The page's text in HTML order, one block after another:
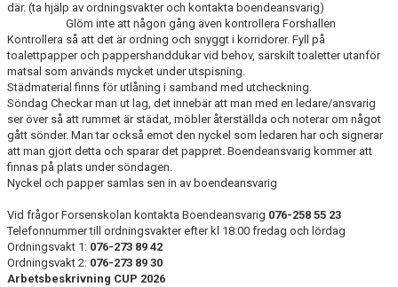
där. (ta hjälp av ordningsvakter och kontakta boendeansvarig)
Glöm inte att någon gång även kontrollera Forshallen
Kontrollera så att det är ordning och snyggt i korridorer. Fyll på
toalettpapper och pappershanddukar vid behov, särskilt toaletter utanför
matsal som används mycket under utspisning.
Städmaterial finns för utlåning i samband med utcheckning.
Söndag Checkar man ut lag, det innebär att man med en ledare/ansvarig
ser över så att rummet är städat, möbler återställda och noterar om något
gått sönder. Man tar också emot den nyckel som ledaren har och signerar
att man gjort detta och sparar det pappret. Boendeansvarig kommer att
finnas på plats under söndagen.
Nyckel och papper samlas sen in av boendeansvarig
Vid frågor Forsenskolan kontakta Boendeansvarig 076-258 55 23
Telefonnummer till ordningsvakter efter kl 18:00 fredag och lördag
Ordningsvakt 1: 076-273 89 42
Ordningsvakt 2: 076-273 89 30
Arbetsbeskrivning CUP 2026